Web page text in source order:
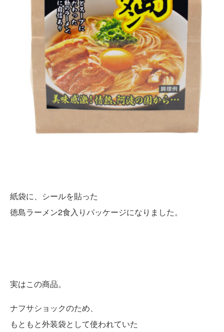
紙袋に、シールを貼った
徳島ラーメン2食入りパッケージになりました。
実はこの商品。
ナフサショックのため、
もともと外装袋として使われていた